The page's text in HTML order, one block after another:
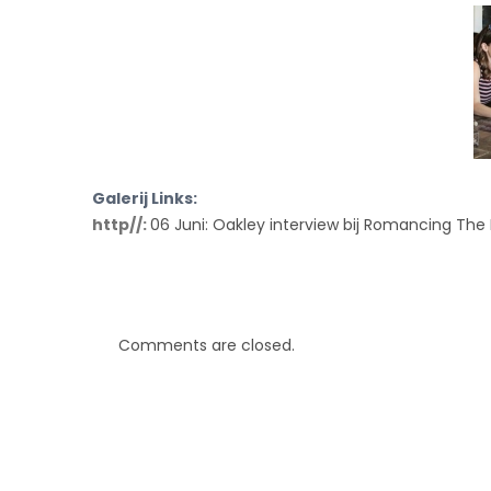
Galerij Links:
http//:06 Juni: Oakley interview bij Romancing The
Comments are closed.